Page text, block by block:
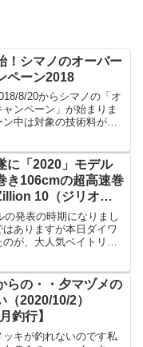
！シマノのオーバー
ペーン2018
8/20からシマノの「オ
ンペーン」が始まりま
中は対象の技術料が
到するので、スピニン
に「2020」モデル
き106cmの超高速巻
10（ジリオン
場！
の発表の時期になりまし
ありますが本日ダイワ
が、大人気ベイトリー
デザインですね。そして
でき...
らの・・夕マヅメの
（2020/10/2）
釣行】
キが釣れないのです私